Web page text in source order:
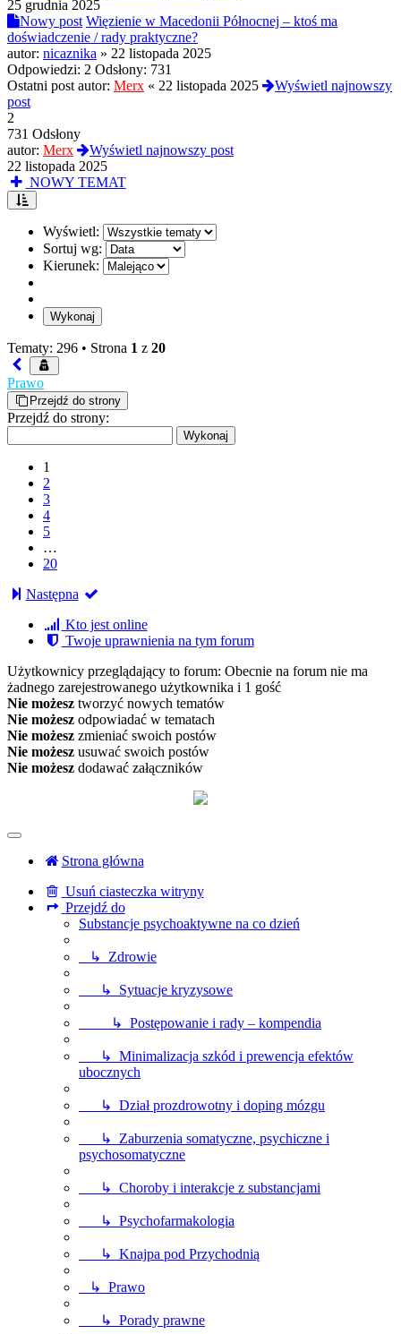
25 grudnia 2025
Nowy post Więzienie w Macedonii Północnej – ktoś ma
doświadczenie / rady praktyczne?
autor: nicaznika » 22 listopada 2025
Odpowiedzi: 2 Odsłony: 731
Ostatni post autor: Merx « 22 listopada 2025
Wyświetl najnowszy
post
2
731 Odsłony
autor: Merx
Wyświetl najnowszy post
22 listopada 2025
NOWY TEMAT
Wyświetl:
Sortuj wg:
Kierunek:
Tematy: 296 • Strona 1 z 20
Prawo
Przejdź do strony
Przejdź do strony:
1
2
3
4
5
…
20
Następna
Kto jest online
Twoje uprawnienia na tym forum
Użytkownicy przeglądający to forum: Obecnie na forum nie ma
żadnego zarejestrowanego użytkownika i 1 gość
Nie możesz tworzyć nowych tematów
Nie możesz odpowiadać w tematach
Nie możesz zmieniać swoich postów
Nie możesz usuwać swoich postów
Nie możesz dodawać załączników
Strona główna
Usuń ciasteczka witryny
Przejdź do
Substancje psychoaktywne na co dzień
↳ Zdrowie
↳ Sytuacje kryzysowe
↳ Postępowanie i rady – kompendia
↳ Minimalizacja szkód i prewencja efektów
ubocznych
↳ Dział prozdrowotny i doping mózgu
↳ Zaburzenia somatyczne, psychiczne i
psychosomatyczne
↳ Choroby i interakcje z substancjami
↳ Psychofarmakologia
↳ Knajpa pod Przychodnią
↳ Prawo
↳ Porady prawne